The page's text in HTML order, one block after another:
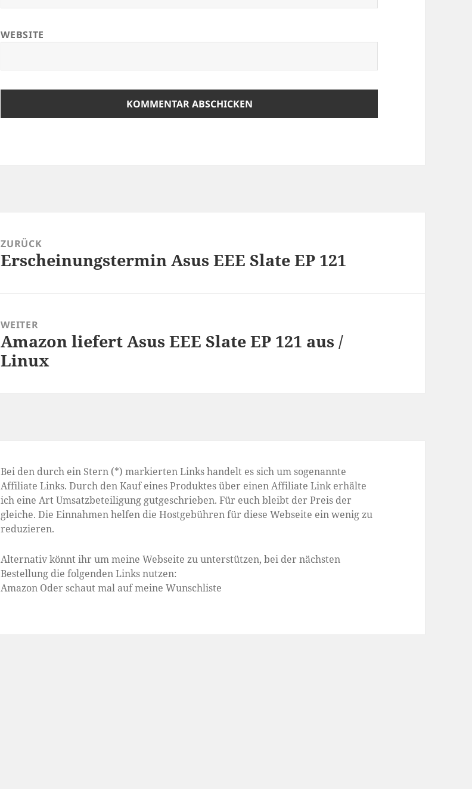
WEBSITE
ZURÜCK
Vorheriger
Erscheinungstermin Asus EEE Slate EP 121
WEITER
Nächster
Beitrag:
Amazon liefert Asus EEE Slate EP 121 aus /
Linux
Bei den durch ein Stern (*) markierten Links handelt es sich um sogenannte
Affiliate Links. Durch den Kauf eines Produktes über einen Affiliate Link erhälte
ich eine Art Umsatzbeteiligung gutgeschrieben. Für euch bleibt der Preis der
gleiche. Die Einnahmen helfen die Hostgebühren für diese Webseite ein wenig zu
reduzieren.
Alternativ könnt ihr um meine Webseite zu unterstützen, bei der nächsten
Bestellung die folgenden Links nutzen:
Amazon Oder schaut mal auf meineWunschliste